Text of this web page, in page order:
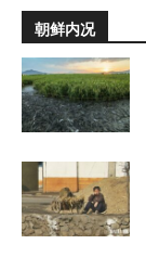
朝鲜内况